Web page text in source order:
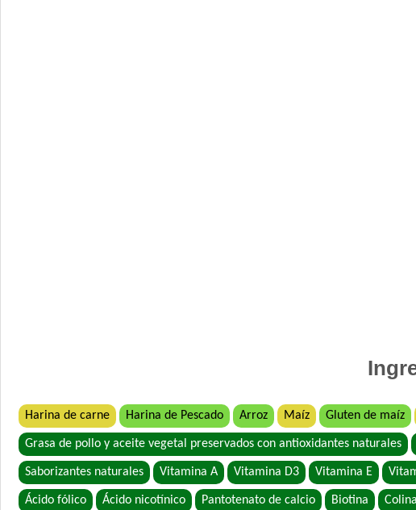
Harina de carne Harina de Pescado Arroz Maíz Gluten de maíz
Grasa de pollo y aceite vegetal preservados con antioxidantes naturales
Saborizantes naturales Vitamina A Vitamina D3 Vitamina E
Ácido fólico Ácido nicotínico Pantotenato de calcio Biotina Colina